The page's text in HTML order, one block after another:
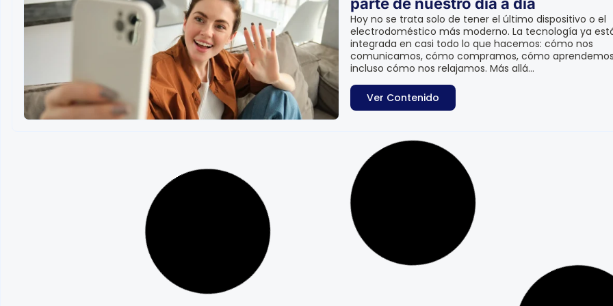
parte de nuestro día a día
Hoy no se trata solo de tener el último dispositivo o el
electrodoméstico más moderno. La tecnología ya
integrada en casi todo lo que hacemos: cómo nos
comunicamos, cómo compramos, cómo
incluso cómo nos relajamos. Más allá...
Ver Contenido